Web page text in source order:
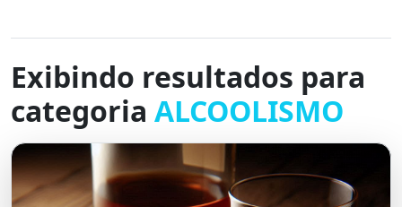
Exibindo resultados para
categoria ALCOOLISMO